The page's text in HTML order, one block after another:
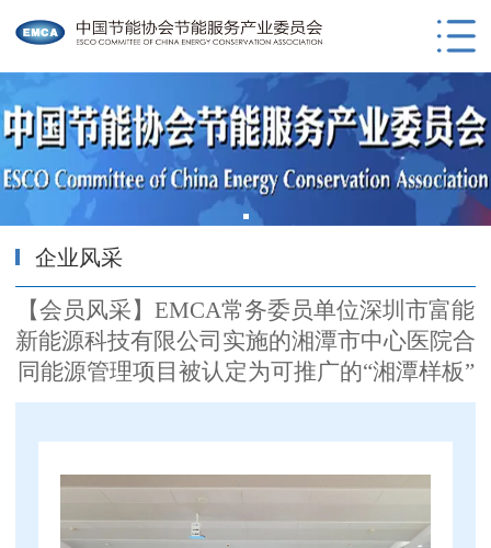
企业风采
【会员风采】EMCA常务委员单位深圳市富能
新能源科技有限公司实施的湘潭市中心医院合
同能源管理项目被认定为可推广的“湘潭样板”